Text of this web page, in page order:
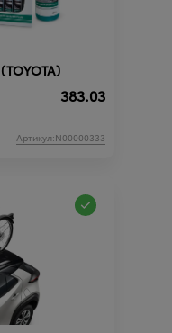
383.03
Артикул:N00000333